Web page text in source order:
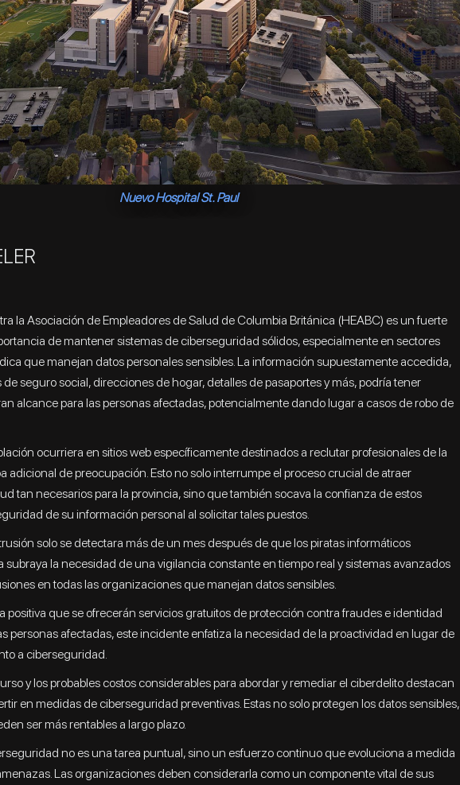
Nuevo Hospital St. Paul
la Asociación de Empleadores de Salud de Columbia Británica (HEABC) es un fuerte
de mantener sistemas de ciberseguridad sólidos, especialmente en sectores
que manejan datos personales sensibles. La información supuestamente accedida,
seguro social, direcciones de hogar, detalles de pasaportes y más, podría tener
alcance para las personas afectadas, potencialmente dando lugar a casos de robo de
ocurriera en sitios web específicamente destinados a reclutar profesionales de la
adicional de preocupación. Esto no solo interrumpe el proceso crucial de atraer
tan necesarios para la provincia, sino que también socava la confianza de estos
de su información personal al solicitar tales puestos.
solo se detectara más de un mes después de que los piratas informáticos
subraya la necesidad de una vigilancia constante en tiempo real y sistemas avanzados
en todas las organizaciones que manejan datos sensibles.
positiva que se ofrecerán servicios gratuitos de protección contra fraudes e identidad
personas afectadas, este incidente enfatiza la necesidad de la proactividad en lugar de
a ciberseguridad.
y los probables costos considerables para abordar y remediar el ciberdelito destacan
en medidas de ciberseguridad preventivas. Estas no solo protegen los datos sensibles,
ser más rentables a largo plazo.
no es una tarea puntual, sino un esfuerzo continuo que evoluciona a medida
Las organizaciones deben considerarla como un componente vital de sus